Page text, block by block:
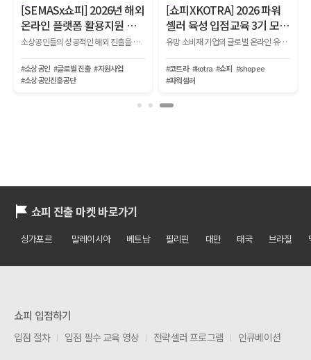
[SEMASx쇼피] 2026년 해외
온라인 플랫폼 활용지원 사
업 참여 기업 모집
소상공인들의 성공적인 해외 진출을 위해 ▲광고 ▲기획전 ▲전문 컨설팅 ▲리뷰 체험단 ▲O2O 기획전 등 다양한 마케팅 지원 프로그램을 제공하는 사업 참여기업을 모집합니다.
#소상공인 #글로벌 진출 #지원사업
#소상공인진흥공단
[쇼피XKOTRA] 2026 파워
셀러 육성 입점교육 3기 모
집!
유망 소비재 기업의 글로벌 온라인 유통망 입점부터 생존, 파워셀러로 성장하는 전 과정을 지원하는 『2026 KOTRA-쇼피 파워셀러 육성사업 1단계 입점교육 2기』를 모집합니다.
#코트라 #kotra #쇼피 #shopee
#파워셀러
쇼피 진출 마켓 바로가기
싱가포르 말레이시아 베트남 필리핀 대만 태국 브라질
쇼피 입점하기
입점 절차 입점 필수 교육 영상 전략셀러 프로그램 인큐베이션